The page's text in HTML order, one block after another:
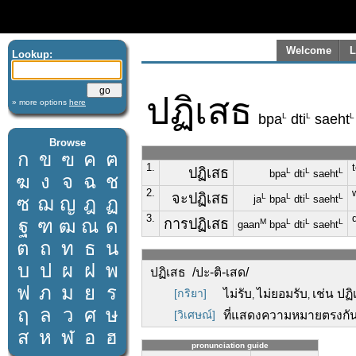
Lookup:
» more options here
Browse
ก ข ฃ ค ฅ
ฆ ง จ ฉ ช
ซ ฌ ญ ฎ ฏ
ฐ ฑ ฒ ณ ด
ต ถ ท ธ น
บ ป ผ ฝ พ
ฟ ภ ม ย
ร
ฤ
ล ว ศ ษ
ส ห ฬ อ ฮ
Welcome
ปฏิเสธ bpaL dtiL saehtL
1. ปฏิเสธ bpaL dtiL saehtL
2. จะปฏิเสธ jaL bpaL dtiL saehtL
3. การปฏิเสธ gaanM bpaL dtiL saehtL
ปฏิเสธ /ปะ-ติ-เสด/
[กริยา] ไม่รับ, ไม่ยอมรับ, เช่น ปฏิ
[วิเศษณ์] ที่แสดงความหมายตรงกั
pronunciation guide